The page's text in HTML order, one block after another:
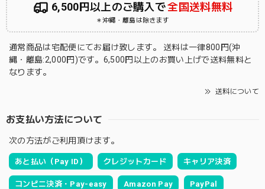
6,500円以上のご購入で全国送料無料
＊沖縄・離島は除きます
通常商品は宅配便にてお届け致します。 送料は一律800円(沖
縄・離島:2,000円)です。6,500円以上のお買い上げで送料無料と
なります。
送料について
お支払い方法について
次の方法がご利用頂けます。
あと払い（Pay ID） クレジットカード キャリア決済
コンビニ決済・Pay-easy Amazon Pay PayPal